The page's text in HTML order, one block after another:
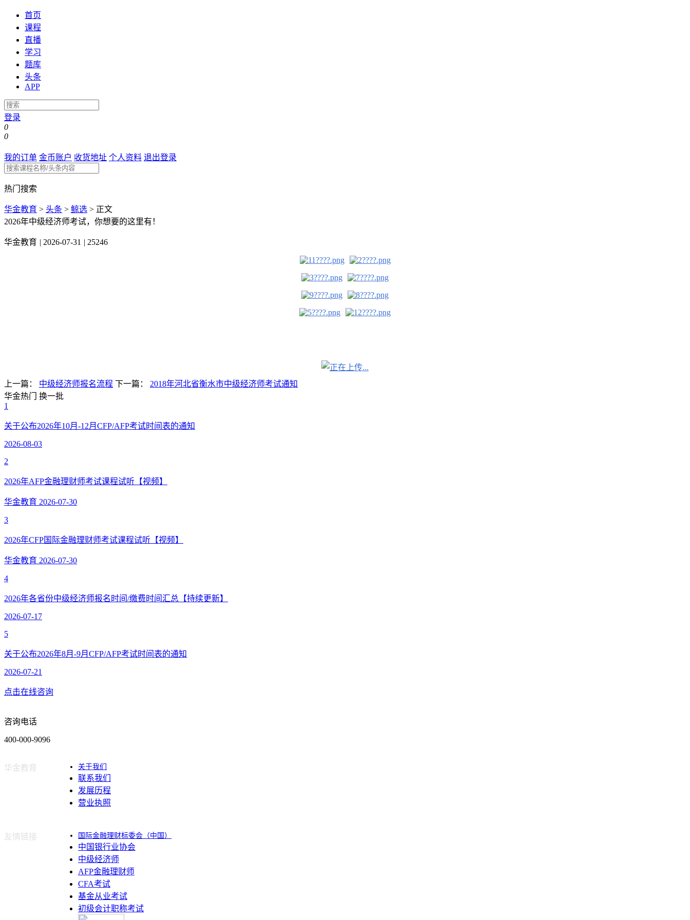
首页
课程
直播
学习
题库
头条
APP
登录
0
0
我的订单 金币账户 收货地址 个人资料 退出登录
热门搜索
华金教育 > 头条 > 鲸选 > 正文
2026年中级经济师考试，你想要的这里有！
华金教育 | 2026-07-31 | 25246
上一篇： 中级经济师报名流程 下一篇： 2018年河北省衡水市中级经济师考试通知
华金热门
换一批
1
关于公布2026年10月-12月CFP/AFP考试时间表的通知
2026-08-03
2
2026年AFP金融理财师考试课程试听【视频】
华金教育 2026-07-30
3
2026年CFP国际金融理财师考试课程试听【视频】
华金教育 2026-07-30
4
2026年各省份中级经济师报名时间/缴费时间汇总【持续更新】
2026-07-17
5
关于公布2026年8月-9月CFP/AFP考试时间表的通知
2026-07-21
点击在线咨询
咨询电话
400-000-9096
华金教育 关于我们
联系我们
发展历程
营业执照
友情链接 国际金融理财标委会（中国）
中国银行业协会
中级经济师
AFP金融理财师
CFA考试
基金从业考试
初级会计职称考试